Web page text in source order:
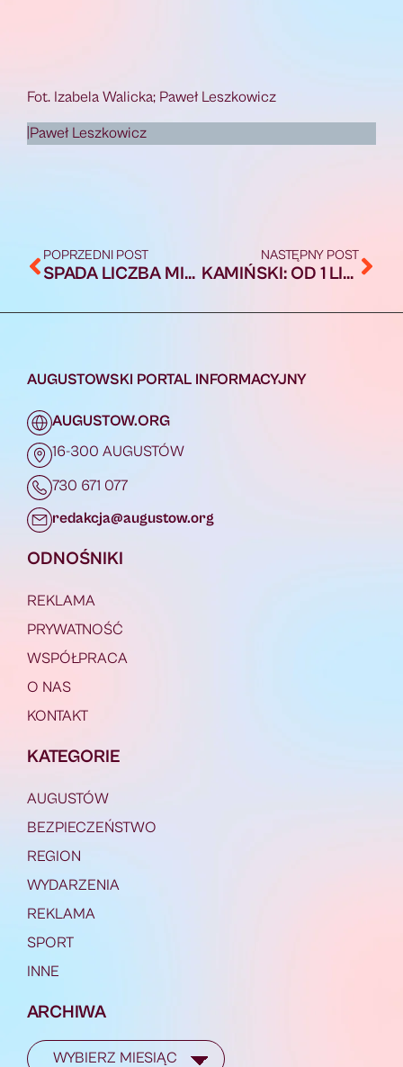
Fot. Izabela Walicka; Paweł Leszkowicz
|Paweł Leszkowicz
POPRZEDNI POST
SPADA LICZBA MIESZKAŃCÓW AUGUSTOWA
NASTĘPNY POST
KAMIŃSKI: OD 1 LIPCA PRZESTANIE OBOWIĄZYWAĆ ROZPORZĄDZENIE O ZAKAZIE PRZEBYWANIA NA OBSZARZE PRZYGRANICZNYM
AUGUSTOWSKI PORTAL INFORMACYJNY
AUGUSTOW.ORG
16-300 AUGUSTÓW
730 671 077
redakcja@augustow.org
ODNOŚNIKI
REKLAMA
PRYWATNOŚĆ
WSPÓŁPRACA
O NAS
KONTAKT
KATEGORIE
AUGUSTÓW
BEZPIECZEŃSTWO
REGION
WYDARZENIA
REKLAMA
SPORT
INNE
ARCHIWA